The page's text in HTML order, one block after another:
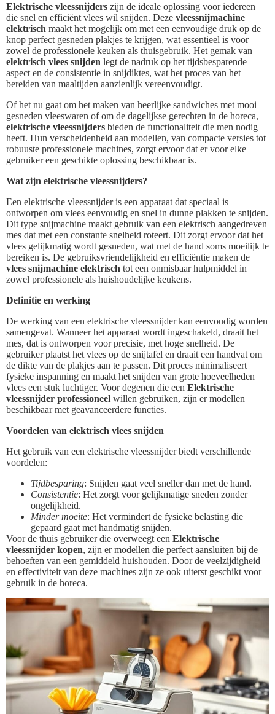
Elektrische vleessnijders zijn de ideale oplossing voor iedereen
die snel en efficiënt vlees wil snijden. Deze vleessnijmachine
elektrisch maakt het mogelijk om met een eenvoudige druk op de
knop perfect gesneden plakjes te krijgen, wat essentieel is voor
zowel de professionele keuken als thuisgebruik. Het gemak van
elektrisch vlees snijden legt de nadruk op het tijdsbesparende
aspect en de consistentie in snijdiktes, wat het proces van het
bereiden van maaltijden aanzienlijk vereenvoudigt.
Of het nu gaat om het maken van heerlijke sandwiches met mooi
gesneden vleeswaren of om de dagelijkse gerechten in de horeca,
elektrische vleessnijders bieden de functionaliteit die men nodig
heeft. Hun verscheidenheid aan modellen, van compacte versies tot
robuuste professionele machines, zorgt ervoor dat er voor elke
gebruiker een geschikte oplossing beschikbaar is.
Wat zijn elektrische vleessnijders?
Een elektrische vleessnijder is een apparaat dat speciaal is
ontworpen om vlees eenvoudig en snel in dunne plakken te snijden.
Dit type snijmachine maakt gebruik van een elektrisch aangedreven
mes dat met een constante snelheid roteert. Dit zorgt ervoor dat het
vlees gelijkmatig wordt gesneden, wat met de hand soms moeilijk te
bereiken is. De gebruiksvriendelijkheid en efficiëntie maken de
vlees snijmachine elektrisch tot een onmisbaar hulpmiddel in
zowel professionele als huishoudelijke keukens.
Definitie en werking
De werking van een elektrische vleessnijder kan eenvoudig worden
samengevat. Wanneer het apparaat wordt ingeschakeld, draait het
mes, dat is ontworpen voor precisie, met hoge snelheid. De
gebruiker plaatst het vlees op de snijtafel en draait een handvat om
de dikte van de plakjes aan te passen. Dit proces minimaliseert
fysieke inspanning en maakt het snijden van grote hoeveelheden
vlees een stuk luchtiger. Voor degenen die een Elektrische
vleessnijder professioneel willen gebruiken, zijn er modellen
beschikbaar met geavanceerdere functies.
Voordelen van elektrisch vlees snijden
Het gebruik van een elektrische vleessnijder biedt verschillende
voordelen:
Tijdbesparing: Snijden gaat veel sneller dan met de hand.
Consistentie: Het zorgt voor gelijkmatige sneden zonder
ongelijkheid.
Minder moeite: Het vermindert de fysieke belasting die
gepaard gaat met handmatig snijden.
Voor de thuis gebruiker die overweegt een Elektrische
vleessnijder kopen, zijn er modellen die perfect aansluiten bij de
behoeften van een gemiddeld huishouden. Door de veelzijdigheid
en effectiviteit van deze machines zijn ze ook uiterst geschikt voor
gebruik in de horeca.